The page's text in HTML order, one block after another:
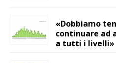
«Dobbiamo
continuare ad
a tutti i livelli»